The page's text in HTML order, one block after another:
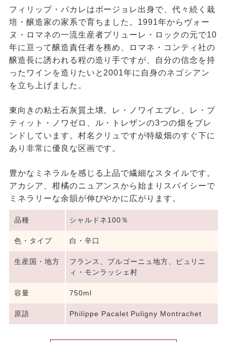
フィリップ・パカレはボージョレ出身で、代々続く栽
培・醸造家の家系で育ちました。1991年からヴォー
ヌ・ロマネの一流生産者プリューレ・ロックの元で10
年に亘って醸造責任者を務め、ロマネ・コンティ社の
醸造長に誘われる程の造り手ですが、自分の信念を持
ったワインを造りたいと2001年に自身のネゴシアン
を立ち上げました。
東向きの粘土石灰質土壌。レ・ノワイエブレ、レ・プ
ティット・ノワゼロ、ル・トレザンの3つの畑をブレ
ンドしています。村名クリュですが特級畑のすぐ下に
あり非常に優良な区画です。
豊かなミネラルを感じる上品で繊細なスタイルです。
アカシア、柑橘のニュアンスから始まりスパイシーで
ミネラリーな余韻が伸びやかに広がります。
品種 シャルドネ100％
色・タイプ 白・辛口
生産国・地方
フランス、ブルゴーニュ地方、ピュリニ
ィ・モンラッシェ村
容量 750ml
原語 Philippe Pacalet Puligny Montrachet